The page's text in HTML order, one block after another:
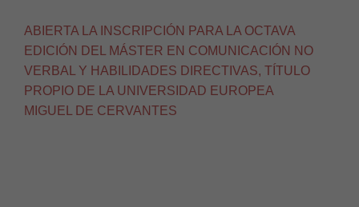
ABIERTA LA INSCRIPCIÓN PARA LA OCTAVA
EDICIÓN DEL MÁSTER EN COMUNICACIÓN NO
VERBAL Y HABILIDADES DIRECTIVAS, TÍTULO
PROPIO DE LA UNIVERSIDAD EUROPEA
MIGUEL DE CERVANTES